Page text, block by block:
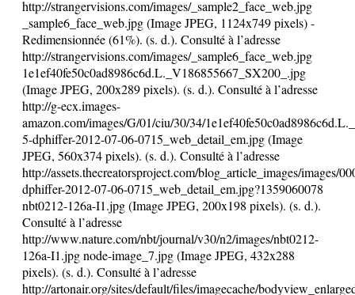
http://strangervisions.com/images/_sample2_face_web.jpg
_sample6_face_web.jpg (Image JPEG, 1124x749 pixels) -
Redimensionnée (61%). (s. d.). Consulté à l’adresse
http://strangervisions.com/images/_sample6_face_web.jpg
1e1ef40fe50c0ad8986c6d.L._V186855667_SX200_.jpg
(Image JPEG, 200x289 pixels). (s. d.). Consulté à l’adresse
http://g-ecx.images-
amazon.com/images/G/01/ciu/30/34/
5-dphiffer-2012-07-06-0715_web_detail_em.jpg (Image
JPEG, 560x374 pixels). (s. d.). Consulté à l’adresse
http://assets.thecreatorsproject.com/blog_article_images/images/
dphiffer-2012-07-06-0715_web_detail_em.jpg?1359060078
nbt0212-126a-I1.jpg (Image JPEG, 200x198 pixels). (s. d.).
Consulté à l’adresse
http://www.nature.com/nbt/journal/v30/n2/images/nbt0212-
126a-I1.jpg node-image_7.jpg (Image JPEG, 432x288
pixels). (s. d.). Consulté à l’adresse
http://artonair.org/sites/default/files/imagecache/